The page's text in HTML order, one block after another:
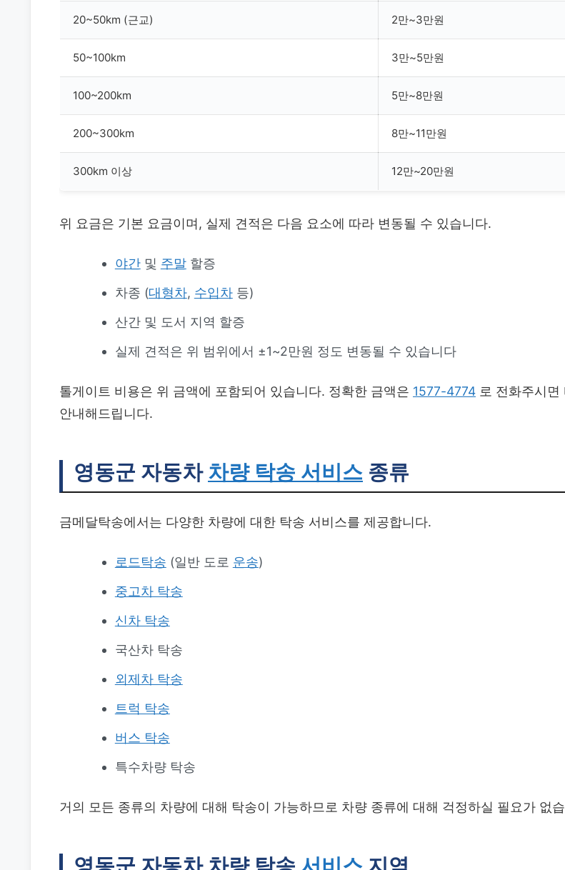
20~50km (근교) 2만~3만원
50~100km 3만~5만원
100~200km 5만~8만원
200~300km 8만~11만원
300km 이상 12만~20만원
위 요금은 기본 요금이며, 실제 견적은 다음 요소에 따라 변동될 수 있습니다.
야간및 주말할증
차종 (대형차, 수입차등)
산간 및 도서 지역 할증
실제 견적은 위 범위에서 ±1~2만원 정도 변동될 수 있습니다
톨게이트 비용은 위 금액에 포함되어 있습니다. 정확한 금액은 1577-4774 로 전화주시면
안내해드립니다.
영동군 자동차 차량 탁송 서비스 종류
금메달탁송에서는 다양한 차량에 대한 탁송 서비스를 제공합니다.
로드탁송 (일반 도로 운송)
중고차 탁송
신차 탁송
국산차 탁송
외제차 탁송
트럭 탁송
버스 탁송
특수차량 탁송
거의 모든 종류의 차량에 대해 탁송이 가능하므로 차량 종류에 대해 걱정하실 필요가 없